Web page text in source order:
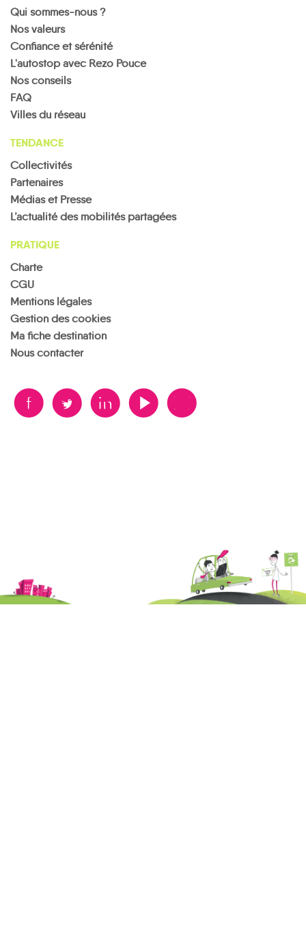
Qui sommes-nous ?
Nos valeurs
Confiance et sérénité
L'autostop avec Rezo Pouce
Nos conseils
FAQ
Villes du réseau
TENDANCE
Collectivités
Partenaires
Médias et Presse
L’actualité des mobilités partagées
PRATIQUE
Charte
CGU
Mentions légales
Gestion des cookies
Ma fiche destination
Nous contacter
B A D F V